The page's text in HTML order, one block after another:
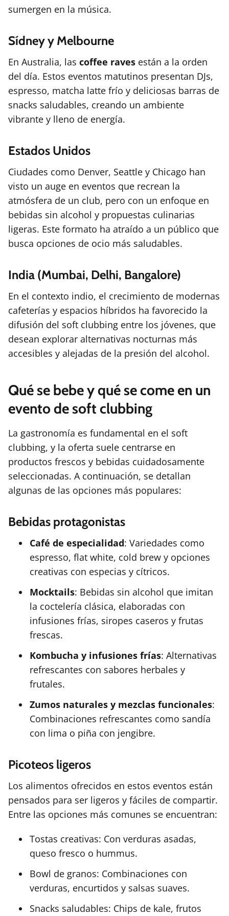
sumergen en la música.
Sídney y Melbourne
En Australia, las coffee raves están a la orden
del día. Estos eventos matutinos presentan DJs,
espresso, matcha latte frío y deliciosas barras de
snacks saludables, creando un ambiente
vibrante y lleno de energía.
Estados Unidos
Ciudades como Denver, Seattle y Chicago han
visto un auge en eventos que recrean la
atmósfera de un club, pero con un enfoque en
bebidas sin alcohol y propuestas culinarias
ligeras. Este formato ha atraído a un público que
busca opciones de ocio más saludables.
India (Mumbai, Delhi, Bangalore)
En el contexto indio, el crecimiento de modernas
cafeterías y espacios híbridos ha favorecido la
difusión del soft clubbing entre los jóvenes, que
desean explorar alternativas nocturnas más
accesibles y alejadas de la presión del alcohol.
Qué se bebe y qué se come en un
evento de soft clubbing
La gastronomía es fundamental en el soft
clubbing, y la oferta suele centrarse en
productos frescos y bebidas cuidadosamente
seleccionadas. A continuación, se detallan
algunas de las opciones más populares:
Bebidas protagonistas
Café de especialidad: Variedades como
espresso, flat white, cold brew y opciones
creativas con especias y cítricos.
Mocktails: Bebidas sin alcohol que imitan
la coctelería clásica, elaboradas con
infusiones frías, siropes caseros y frutas
frescas.
Kombucha y infusiones frías: Alternativas
refrescantes con sabores herbales y
frutales.
Zumos naturales y mezclas funcionales:
Combinaciones refrescantes como sandía
con lima o piña con jengibre.
Picoteos ligeros
Los alimentos ofrecidos en estos eventos están
pensados para ser ligeros y fáciles de compartir.
Entre las opciones más comunes se encuentran:
Tostas creativas: Con verduras asadas,
queso fresco o hummus.
Bowl de granos: Combinaciones con
verduras, encurtidos y salsas suaves.
Snacks saludables: Chips de kale, frutos